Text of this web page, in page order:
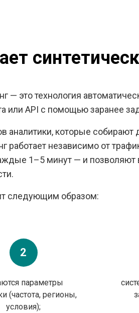
— это технология
или API с помощью заранее
аналитики, которые
работает независимо от
1–5 минут — и
следующим образом:
2
параметры
(частота, регионы,
условия);